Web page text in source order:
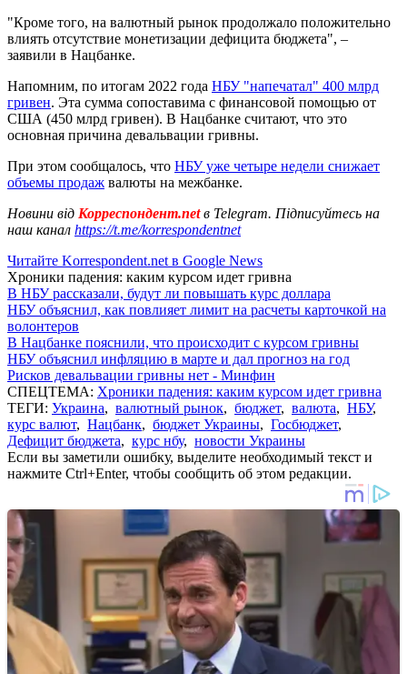
"Кроме того, на валютный рынок продолжало положительно
влиять отсутствие монетизации дефицита бюджета", –
заявили в Нацбанке.
Напомним, по итогам 2022 года НБУ "напечатал" 400 млрд
гривен. Эта сумма сопоставима с финансовой помощью от
США (450 млрд гривен). В Нацбанке считают, что это
основная причина девальвации гривны.
При этом сообщалось, что НБУ уже четыре недели снижает
объемы продаж валюты на межбанке.
Новини від Корреспондент.netв Telegram. Підписуйтесь на
наш канал https://t.me/korrespondentnet
Читайте Korrespondent.net в Google News
Хроники падения: каким курсом идет гривна
В НБУ рассказали, будут ли повышать курс доллара
НБУ объяснил, как повлияет лимит на расчеты карточкой на
волонтеров
В Нацбанке пояснили, что происходит с курсом гривны
НБУ объяснил инфляцию в марте и дал прогноз на год
Рисков девальвации гривны нет - Минфин
СПЕЦТЕМА: Хроники падения: каким курсом идет гривна
ТЕГИ: Украина, валютный рынок, бюджет, валюта, НБУ,
курс валют, Нацбанк, бюджет Украины, Госбюджет,
Дефицит бюджета, курс нбу, новости Украины
Если вы заметили ошибку, выделите необходимый текст и
нажмите Ctrl+Enter, чтобы сообщить об этом редакции.